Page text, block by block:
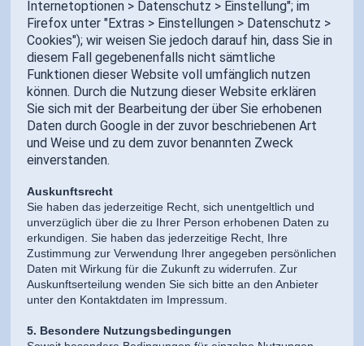
Internetoptionen > Datenschutz > Einstellung"; im
Firefox unter "Extras > Einstellungen > Datenschutz >
Cookies"); wir weisen Sie jedoch darauf hin, dass Sie in
diesem Fall gegebenenfalls nicht sämtliche
Funktionen dieser Website voll umfänglich nutzen
können. Durch die Nutzung dieser Website erklären
Sie sich mit der Bearbeitung der über Sie erhobenen
Daten durch Google in der zuvor beschriebenen Art
und Weise und zu dem zuvor benannten Zweck
einverstanden.
Auskunftsrecht
Sie haben das jederzeitige Recht, sich unentgeltlich und
unverzüglich über die zu Ihrer Person erhobenen Daten zu
erkundigen. Sie haben das jederzeitige Recht, Ihre
Zustimmung zur Verwendung Ihrer angegeben persönlichen
Daten mit Wirkung für die Zukunft zu widerrufen. Zur
Auskunftserteilung wenden Sie sich bitte an den Anbieter
unter den Kontaktdaten im Impressum.
5. Besondere Nutzungsbedingungen